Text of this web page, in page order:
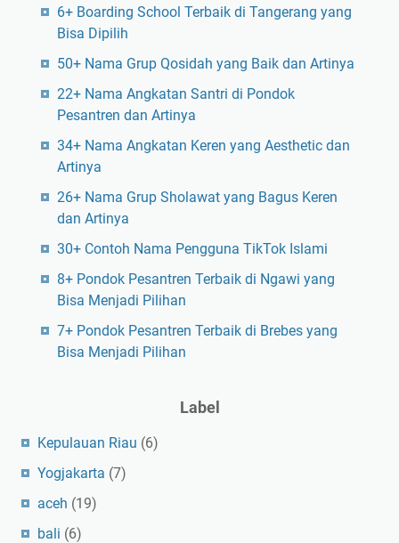
6+ Boarding School Terbaik di Tangerang yang
Bisa Dipilih
50+ Nama Grup Qosidah yang Baik dan Artinya
22+ Nama Angkatan Santri di Pondok
Pesantren dan Artinya
34+ Nama Angkatan Keren yang Aesthetic dan
Artinya
26+ Nama Grup Sholawat yang Bagus Keren
dan Artinya
30+ Contoh Nama Pengguna TikTok Islami
8+ Pondok Pesantren Terbaik di Ngawi yang
Bisa Menjadi Pilihan
7+ Pondok Pesantren Terbaik di Brebes yang
Bisa Menjadi Pilihan
Label
Kepulauan Riau (6)
Yogjakarta (7)
aceh (19)
bali (6)